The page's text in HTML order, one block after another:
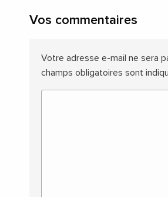
Vos commentaires
Votre adresse e-mail ne sera
champs obligatoires sont